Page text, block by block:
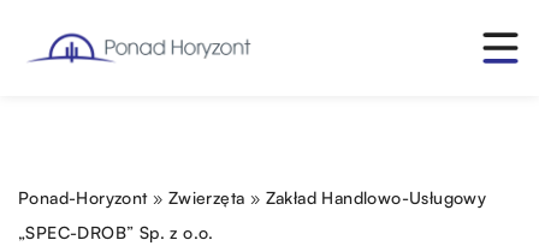
Ponad-Horyzont» Zwierzęta » Zakład Handlowo-Usługowy
„SPEC-DROB” Sp. z o.o.